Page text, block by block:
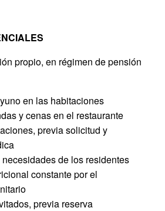
propio, en régimen de pensión
en las habitaciones
y cenas en el restaurante
previa solicitud y
de los residentes
constante por el
previa reserva